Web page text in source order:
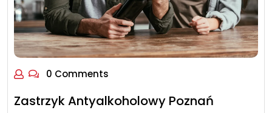
0 Comments
Zastrzyk Antyalkoholowy Poznań